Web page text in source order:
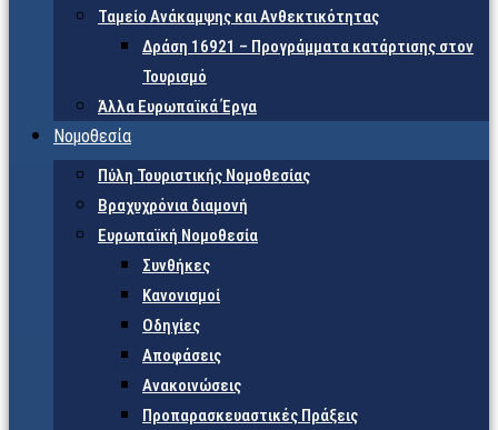
Ταμείο Ανάκαμψης και Ανθεκτικότητας
Δράση 16921 – Προγράμματα κατάρτισης στον
Τουρισμό
Άλλα Ευρωπαϊκά Έργα
Νομοθεσία
Πύλη Τουριστικής Νομοθεσίας
Βραχυχρόνια διαμονή
Ευρωπαϊκή Νομοθεσία
Συνθήκες
Κανονισμοί
Οδηγίες
Αποφάσεις
Ανακοινώσεις
Προπαρασκευαστικές Πράξεις